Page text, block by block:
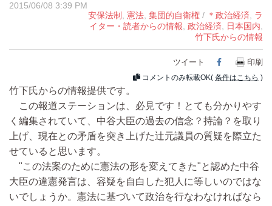
2015/06/08 3:39 PM
安保法制 , 憲法, 集団的自衛権 / ＊政治経済, ラ
イター・読者からの情報, 政治経済, 日本国内,
竹下氏からの情報
ツイート Facebook
印刷
コメントのみ転載OK( 条件はこちら )
竹下氏からの情報提供です。
この報道ステーションは、必見です！とても分かりやす
く編集されていて、中谷大臣の過去の信念？持論？を取り
上げ、現在との矛盾を突き上げた辻元議員の質疑を際立た
せていると思います。
"この法案のために憲法の形を変えてきた"と認めた中谷
大臣の違憲発言は、容疑を自白した犯人に等しいのではな
いでしょうか。憲法に基づいて政治を行なわなければなら